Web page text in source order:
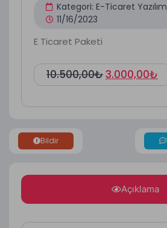
Kategori: E-Ticaret
11/16/2023
E Ticaret Paketi
10.500,00₺3.000,00₺
Bildir
Açıklama